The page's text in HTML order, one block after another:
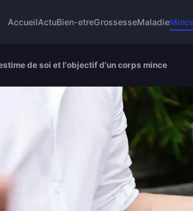
AccueilActuBien-etreGrossesseMaladie
de soi et l'objectif d'un corps mince